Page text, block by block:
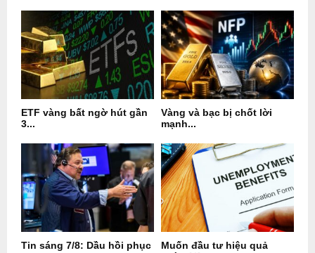
ETF vàng bất ngờ hút gần
3...
Vàng và bạc bị chốt lời
mạnh...
Tin sáng 7/8: Dầu hồi phục
Muốn đầu tư hiệu quả